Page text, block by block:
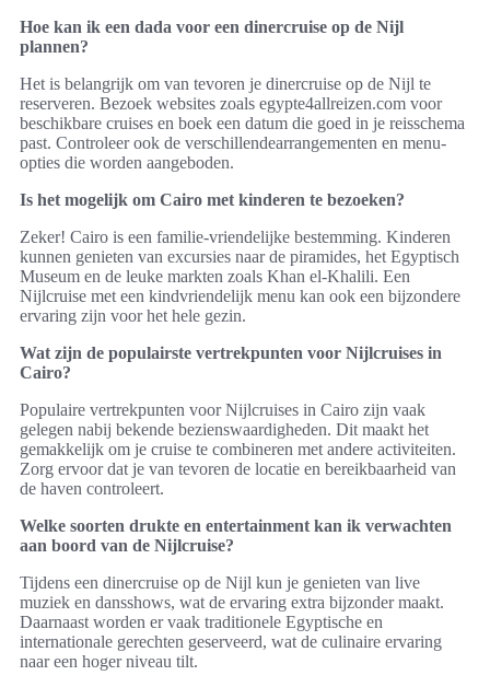
Hoe kan ik een dada voor een dinercruise op de Nijl
plannen?
Het is belangrijk om van tevoren je dinercruise op de Nijl te
reserveren. Bezoek websites zoals egypte4allreizen.com voor
beschikbare cruises en boek een datum die goed in je reisschema
past. Controleer ook de verschillendearrangementen en menu-
opties die worden aangeboden.
Is het mogelijk om Cairo met kinderen te bezoeken?
Zeker! Cairo is een familie-vriendelijke bestemming. Kinderen
kunnen genieten van excursies naar de piramides, het Egyptisch
Museum en de leuke markten zoals Khan el-Khalili. Een
Nijlcruise met een kindvriendelijk menu kan ook een bijzondere
ervaring zijn voor het hele gezin.
Wat zijn de populairste vertrekpunten voor Nijlcruises in
Cairo?
Populaire vertrekpunten voor Nijlcruises in Cairo zijn vaak
gelegen nabij bekende bezienswaardigheden. Dit maakt het
gemakkelijk om je cruise te combineren met andere activiteiten.
Zorg ervoor dat je van tevoren de locatie en bereikbaarheid van
de haven controleert.
Welke soorten drukte en entertainment kan ik verwachten
aan boord van de Nijlcruise?
Tijdens een dinercruise op de Nijl kun je genieten van live
muziek en dansshows, wat de ervaring extra bijzonder maakt.
Daarnaast worden er vaak traditionele Egyptische en
internationale gerechten geserveerd, wat de culinaire ervaring
naar een hoger niveau tilt.